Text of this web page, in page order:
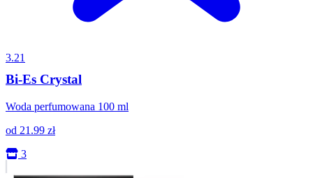
3.21
Bi-Es Crystal
Woda perfumowana 100 ml
od 21.99 zł
3